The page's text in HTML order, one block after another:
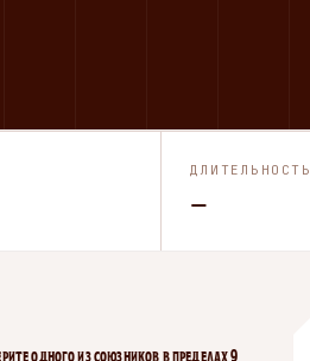
ДЛИТЕЛЬНОСТЬ
—
одного из союзников в пределах 9